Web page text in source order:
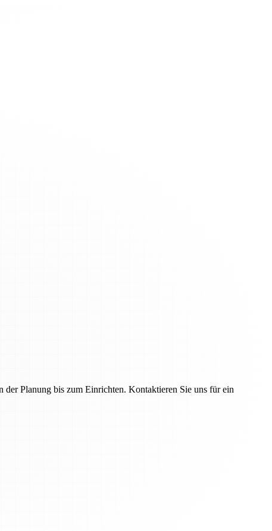
Planung bis zum Einrichten. Kontaktieren Sie uns für ein